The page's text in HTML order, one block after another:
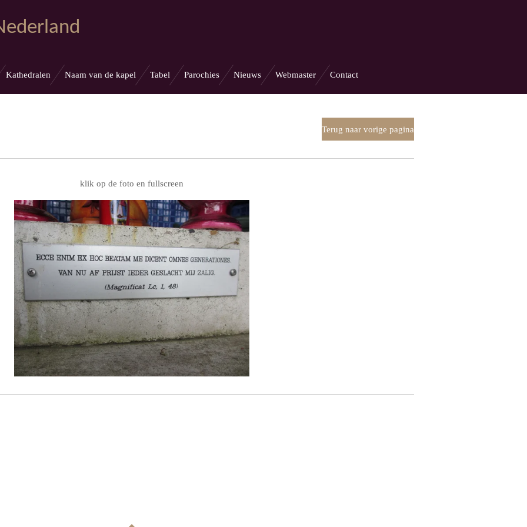
Kathedralen Naam van de kapel Tabel Parochies Nieuws Webmaster Contact
Terug naar vorige pagina
klik op de foto en fullscreen